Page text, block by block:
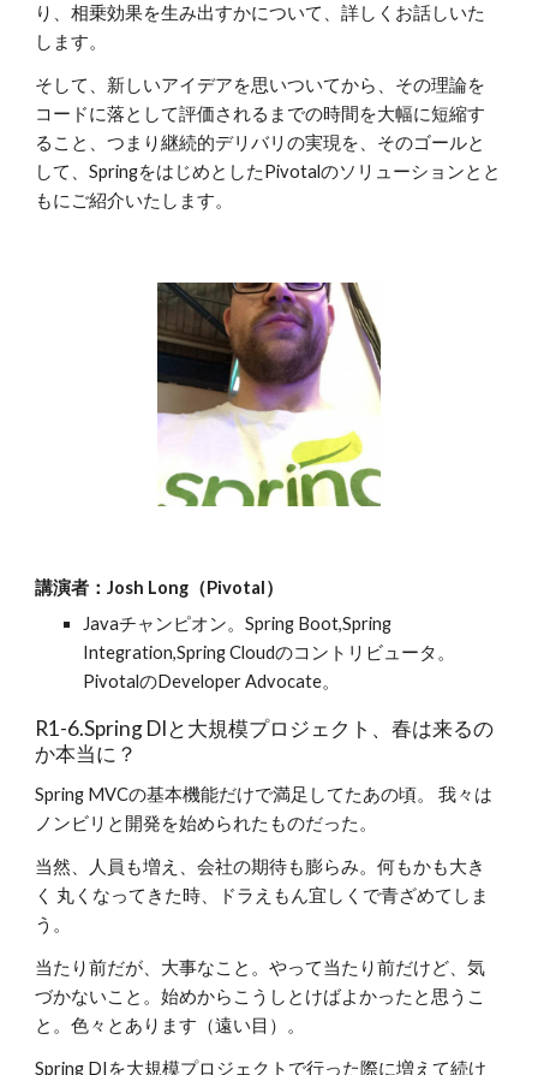
り、相乗効果を生み出すかについて、詳しくお話しいた
します。
そして、新しいアイデアを思いついてから、その理論を
コードに落として評価されるまでの時間を大幅に短縮す
ること、つまり継続的デリバリの実現を、そのゴールと
して、SpringをはじめとしたPivotalのソリューションとと
もにご紹介いたします。
講演者：Josh Long（Pivotal）
Javaチャンピオン。Spring Boot,Spring
Integration,Spring Cloudのコントリビュータ。
PivotalのDeveloper Advocate。
R1-6.Spring DIと大規模プロジェクト、春は来るの
か本当に？
Spring MVCの基本機能だけで満足してたあの頃。 我々は
ノンビリと開発を始められたものだった。
当然、人員も増え、会社の期待も膨らみ。何もかも大き
く 丸くなってきた時、ドラえもん宜しくで青ざめてしま
う。
当たり前だが、大事なこと。やって当たり前だけど、気
づかないこと。始めからこうしとけばよかったと思うこ
と。色々とあります（遠い目）。
Spring DIを大規模プロジェクトで行った際に増えて続け